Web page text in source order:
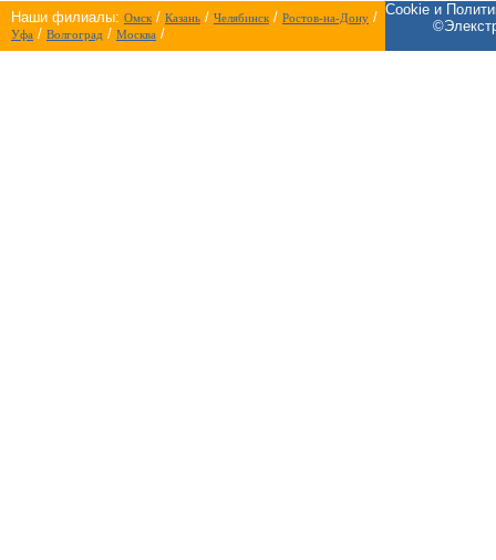
Наши филиалы: Омск/ Казань / Челябинск/ Ростов-на-Дону /
Уфа / Волгоград / Москва /
Cookie и